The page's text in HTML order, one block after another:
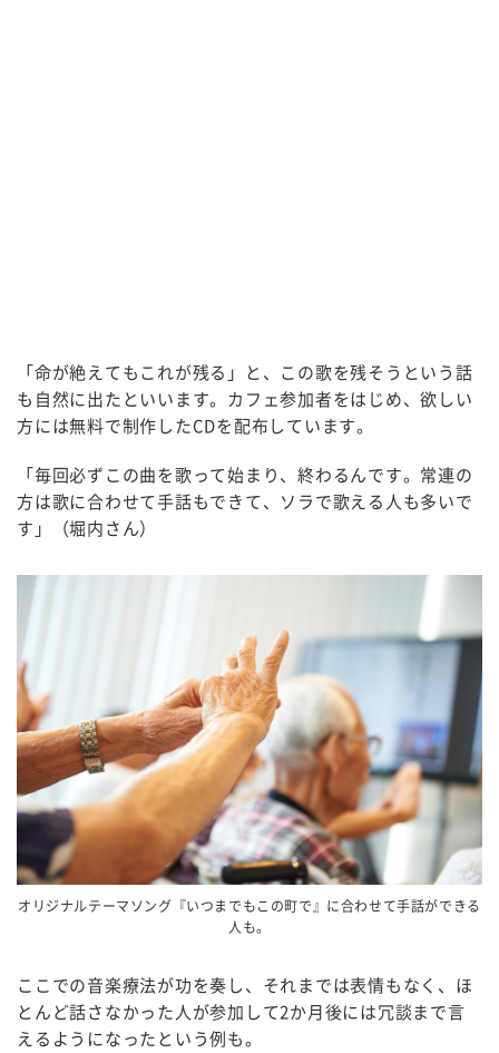
「命が絶えてもこれが残る」と、この歌を残そうという話
も自然に出たといいます。カフェ参加者をはじめ、欲しい
方には無料で制作したCDを配布しています。
「毎回必ずこの曲を歌って始まり、終わるんです。常連の
方は歌に合わせて手話もできて、ソラで歌える人も多いで
す」（堀内さん）
オリジナルテーマソング『いつまでもこの町で』に合わせて手話ができる
人も。
ここでの音楽療法が功を奏し、それまでは表情もなく、ほ
とんど話さなかった人が参加して2か月後には冗談まで言
えるようになったという例も。